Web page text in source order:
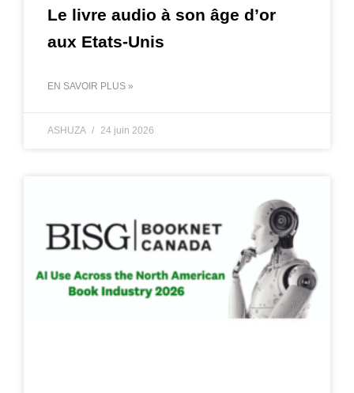
Le livre audio à son âge d’or
aux Etats-Unis
EN SAVOIR PLUS »
ASHUZA 24 juin 2026